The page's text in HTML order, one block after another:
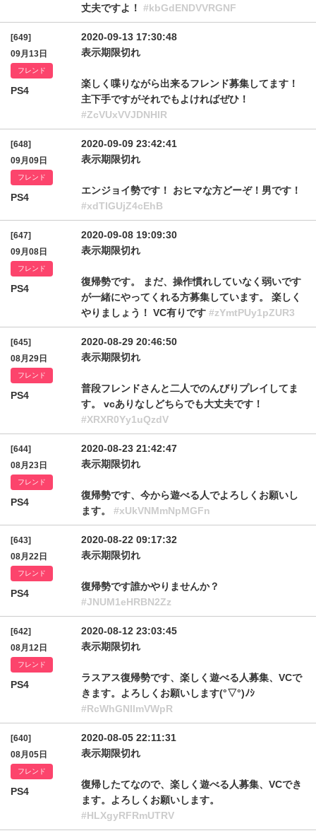
丈夫ですよ！ #kbGdENDVVRGNF
[649]
09月13日
フレンド
PS4
2020-09-13 17:30:48
表示期限切れ
楽しく喋りながら出来るフレンド募集してます！
主下手ですがそれでもよければぜひ！
#ZcVUxVVJDNHlR
[648]
09月09日
フレンド
PS4
2020-09-09 23:42:41
表示期限切れ
エンジョイ勢です！ おヒマな方どーぞ！男です！
#xdTlGUjZ4cEhB
[647]
09月08日
フレンド
PS4
2020-09-08 19:09:30
表示期限切れ
復帰勢です。 まだ、操作慣れしていなく弱いです
が一緒にやってくれる方募集しています。 楽しく
やりましょう！ VC有りです #zYmtPUy1pZUR3
[645]
08月29日
フレンド
PS4
2020-08-29 20:46:50
表示期限切れ
普段フレンドさんと二人でのんびりプレイしてま
す。 vcありなしどちらでも大丈夫です！
#XRXR0Yy1uQzdV
[644]
08月23日
フレンド
PS4
2020-08-23 21:42:47
表示期限切れ
復帰勢です、今から遊べる人でよろしくお願いし
ます。 #xUkVNMmNpMGFn
[643]
08月22日
フレンド
PS4
2020-08-22 09:17:32
表示期限切れ
復帰勢です誰かやりませんか？
#JNUM1eHRBN2Zz
[642]
08月12日
フレンド
PS4
2020-08-12 23:03:45
表示期限切れ
ラスアス復帰勢です、楽しく遊べる人募集、VCで
きます。よろしくお願いします(°▽°)ﾉｼ
#RcWhGNllmVWpR
[640]
08月05日
フレンド
PS4
2020-08-05 22:11:31
表示期限切れ
復帰したてなので、楽しく遊べる人募集、VCでき
ます。よろしくお願いします。
#HLXgyRFRmUTRV